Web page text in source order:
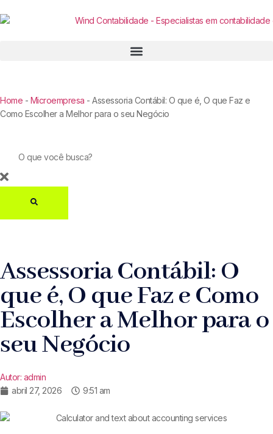
Home - Microempresa - Assessoria Contábil: O que é, O que Faz e
Como Escolher a Melhor para o seu Negócio
Assessoria Contábil: O
que é, O que Faz e Como
Escolher a Melhor para o
seu Negócio
Autor: admin
abril 27, 2026
9:51 am